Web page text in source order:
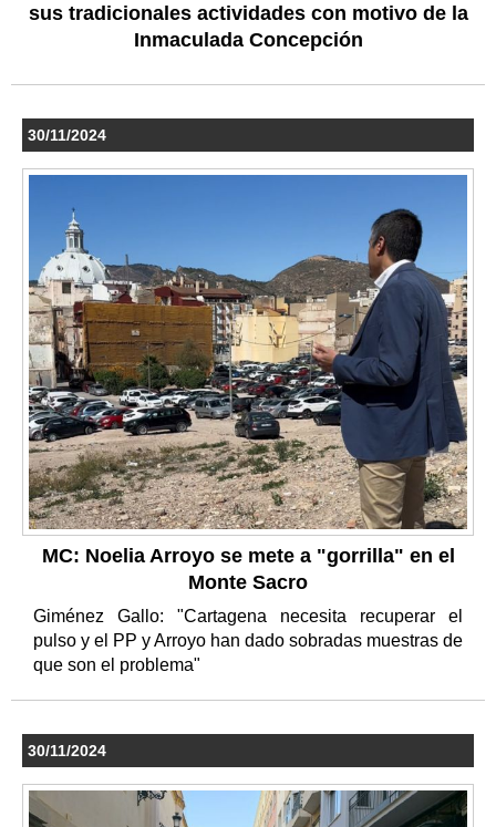
sus tradicionales actividades con motivo de la
Inmaculada Concepción
30/11/2024
MC: Noelia Arroyo se mete a "gorrilla" en el
Monte Sacro
Giménez Gallo: "Cartagena necesita recuperar el
pulso y el PP y Arroyo han dado sobradas muestras de
que son el problema"
30/11/2024